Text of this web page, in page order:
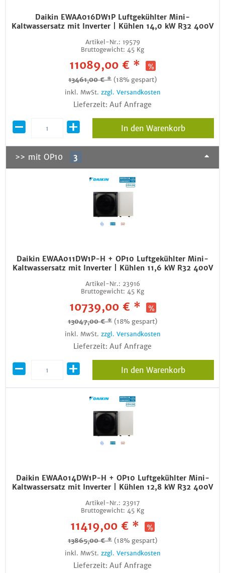
Daikin EWAA016DW1P Luftgekühlter Mini-
Kaltwassersatz mit Inverter | Kühlen 14,0 kW R32 400V
Artikel-Nr.: 19579
Bruttogewicht: 45 Kg
11089,00 € *
13461,00 € * (18% gespart)
inkl. MwSt. zzgl. Versandkosten
Lieferzeit: Auf Anfrage
In den Warenkorb
>> mit OP10 3
Daikin EWAA011DW1P-H + OP10 Luftgekühlter Mini-
Kaltwassersatz mit Inverter | Kühlen 11,6 kW R32 400V
Artikel-Nr.: 23916
Bruttogewicht: 45 Kg
10739,00 € *
13047,00 € * (18% gespart)
inkl. MwSt. zzgl. Versandkosten
Lieferzeit: Auf Anfrage
In den Warenkorb
Daikin EWAA014DW1P-H + OP10 Luftgekühlter Mini-
Kaltwassersatz mit Inverter | Kühlen 12,8 kW R32 400V
Artikel-Nr.: 23917
Bruttogewicht: 45 Kg
11419,00 € *
13865,00 € * (18% gespart)
inkl. MwSt. zzgl. Versandkosten
Lieferzeit: Auf Anfrage